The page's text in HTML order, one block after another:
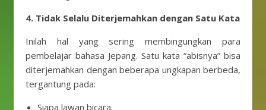
4. Tidak Selalu Diterjemahkan dengan Satu Kata
Inilah hal yang sering membingungkan para
pembelajar bahasa Jepang. Satu kata “abisnya” bisa
diterjemahkan dengan beberapa ungkapan berbeda,
tergantung pada:
Siapa lawan bicara.